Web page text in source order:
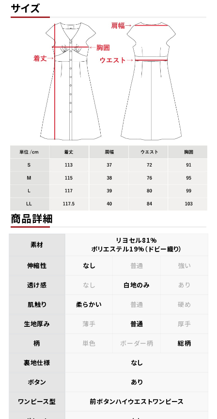
サイズ
商品詳細
素材
リヨセル81%
ポリエステル19%（ドビー織り）
伸縮性
なし 普通 強い
透け感 なし 白地のみ あり
肌触り 柔らかい 普通 硬め
生地厚み 薄手 普通 厚手
柄 単色 ボーダー柄 総柄
裏地仕様 なし
ボタン あり
ワンピース型 前ボタンハイウエストワンピース